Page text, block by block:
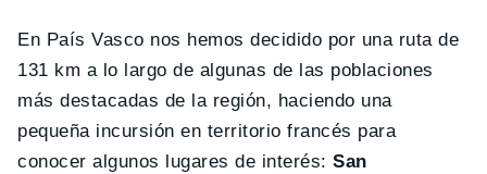
En País Vasco nos hemos decidido por una ruta de
131 km a lo largo de algunas de las poblaciones
más destacadas de la región, haciendo una
pequeña incursión en territorio francés para
conocer algunos lugares de interés:San